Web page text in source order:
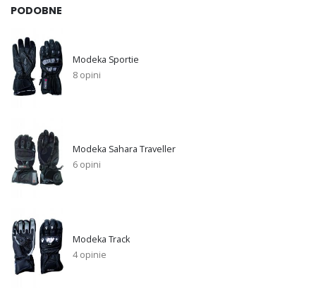
PODOBNE
Modeka Sportie
8 opini
Modeka Sahara Traveller
6 opini
Modeka Track
4 opinie